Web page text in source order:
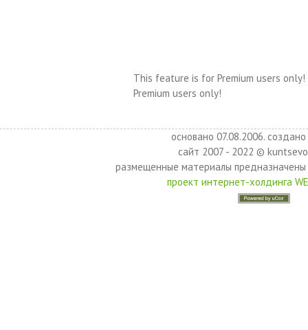
This feature is for Premium users only!
Premium users only!
основано 07.08.2006.
сайт 2007 - 2022 ©
размещенные материалы
проект интернет-холдинга